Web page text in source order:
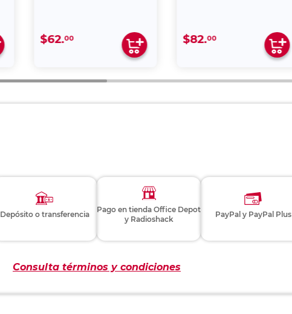
$62.00 $82.00
Depósito o transferencia
Pago en tienda Office Depot
y Radioshack
PayPal y PayPal Plus
Consulta términos y condiciones